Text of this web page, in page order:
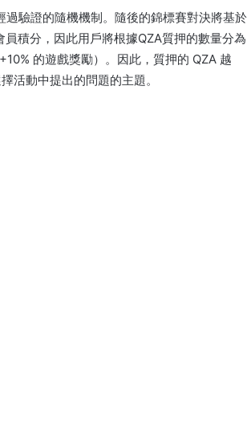
驗證的隨機機制。 隨後的錦標賽對決將基於
員積分，因此用戶將根據QZA質押的數量分為
的遊戲獎勵）。 因此，質押的 QZA 越
活動中提出的問題的主題。